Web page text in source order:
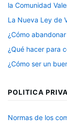
la Comunidad
La Nueva Ley de
¿Cómo
¿Qué hacer para
¿Cómo ser un
POLITICA
Normas de los